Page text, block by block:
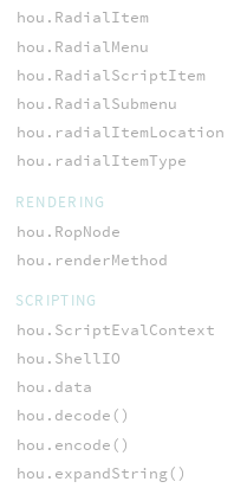
hou.RadialItem
hou.RadialMenu
hou.RadialScriptItem
hou.RadialSubmenu
hou.radialItemLocation
hou.radialItemType
RENDERING
hou.RopNode
hou.renderMethod
SCRIPTING
hou.ScriptEvalContext
hou.ShellIO
hou.data
hou.decode()
hou.encode()
hou.expandString()